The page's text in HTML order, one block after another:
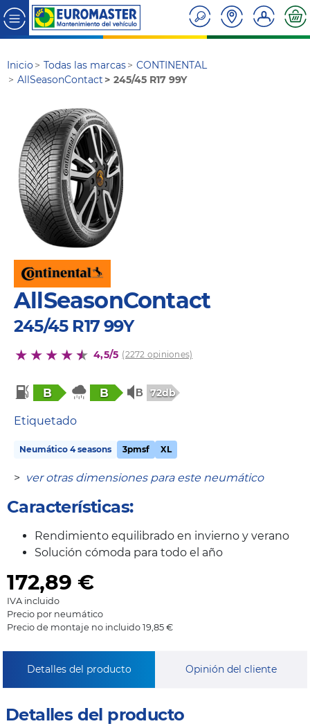
Inicio Todas las marcas
CONTINENTAL
AllSeasonContact
245/45 R17 99Y
AllSeasonContact
245/45 R17 99Y
4,5/5 (2272 opiniones)
B B 72db
Etiquetado
Neumático 4 seasons 3pmsf XL
> ver otras dimensiones para este neumático
Características:
Rendimiento equilibrado en invierno y verano
Solución cómoda para todo el año
172,89 €
IVA incluido
Precio por neumático
Precio de montaje no incluido 19,85 €
Detalles del producto Opinión del cliente
Detalles del producto